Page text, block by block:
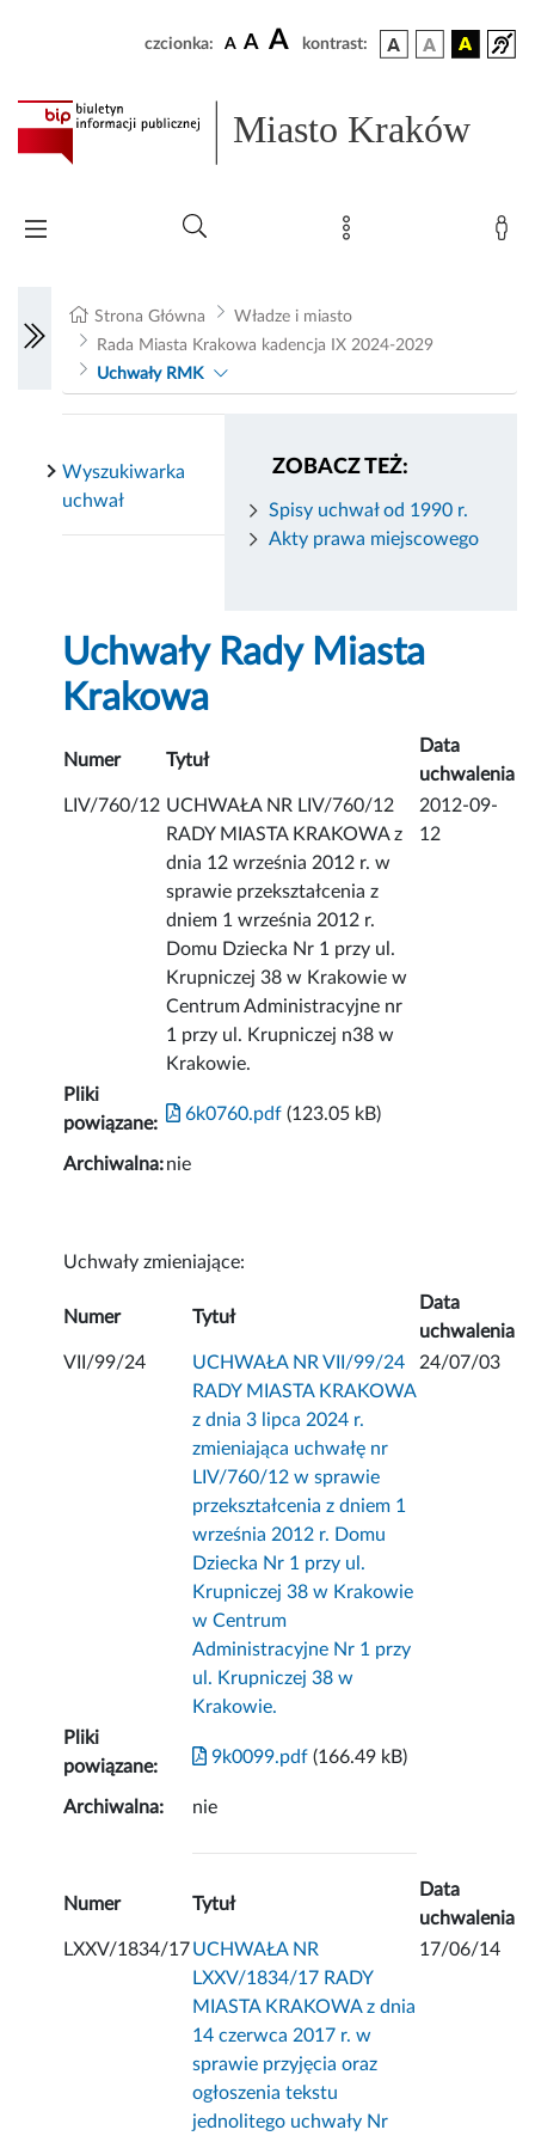
czcionka: A A A kontrast:
Miasto Kraków
Strona Główna
Władze i miasto
Rada Miasta Krakowa kadencja IX 2024-2029
Uchwały RMK
ZOBACZ TEŻ:
Spisy uchwał od 1990 r.
Akty prawa miejscowego
Wyszukiwarka
uchwał
Uchwały Rady Miasta
Krakowa
Numer Tytuł
Data
uchwalenia
LIV/760/12 UCHWAŁA NR LIV/760/12
RADY MIASTA KRAKOWA z
dnia 12 września 2012 r. w
sprawie przekształcenia z
dniem 1 września 2012 r.
Domu Dziecka Nr 1 przy ul.
Krupniczej 38 w Krakowie w
Centrum Administracyjne nr
1 przy ul. Krupniczej n38 w
Krakowie.
2012-09-
12
Pliki
powiązane:
6k0760.pdf (123.05 kB)
Archiwalna:nie
Uchwały zmieniające:
Numer Tytuł
Data
uchwalenia
VII/99/24
UCHWAŁA NR VII/99/24
RADY MIASTA KRAKOWA
z dnia 3 lipca 2024 r.
zmieniająca uchwałę nr
LIV/760/12 w sprawie
przekształcenia z dniem 1
września 2012 r. Domu
Dziecka Nr 1 przy ul.
Krupniczej 38 w Krakowie
w Centrum
Administracyjne Nr 1 przy
ul. Krupniczej 38 w
Krakowie.
24/07/03
Pliki
powiązane:
9k0099.pdf (166.49 kB)
Archiwalna: nie
Numer Tytuł
Data
uchwalenia
LXXV/1834/17UCHWAŁA NR
LXXV/1834/17 RADY
MIASTA KRAKOWA z dnia
14 czerwca 2017 r. w
sprawie przyjęcia oraz
ogłoszenia tekstu
jednolitego uchwały Nr
17/06/14